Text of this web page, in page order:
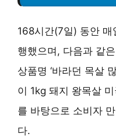
168시간(7일) 동안
행했으며, 다음과 같
상품명 ‘바라던 목살
이 1kg 돼지 왕목살
를 바탕으로 소비자
다.